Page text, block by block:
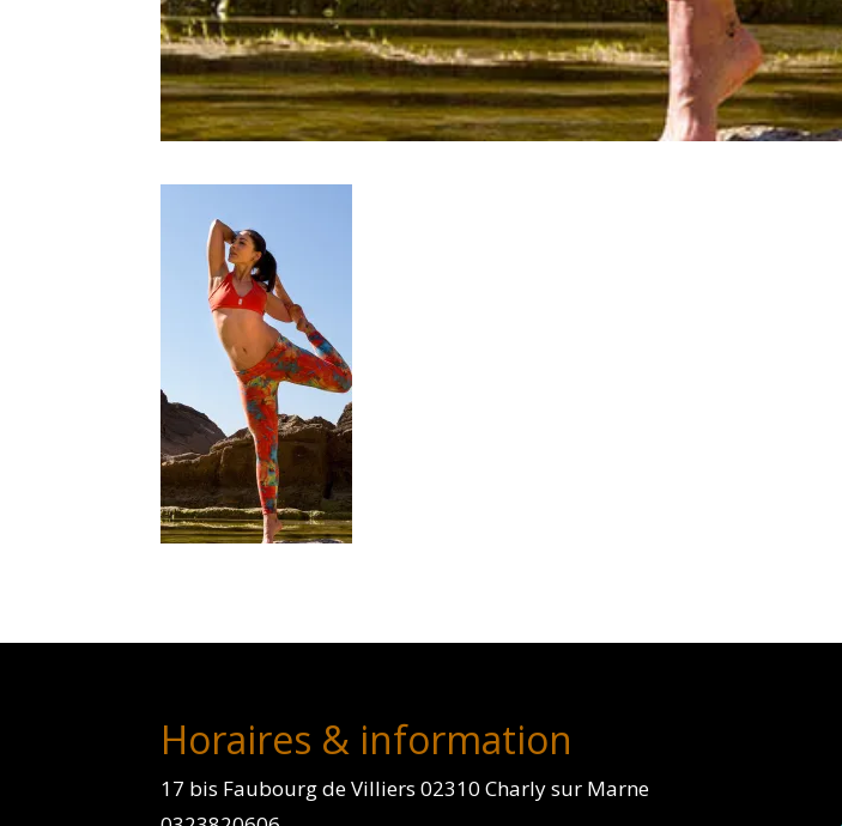
Horaires & information
17 bis Faubourg de Villiers 02310 Charly sur Marne